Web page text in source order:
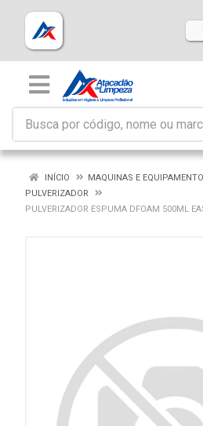
INÍCIO
MAQUINAS E
PULVERIZADOR
PULVERIZADOR ESPUMA DFOAM 500ML